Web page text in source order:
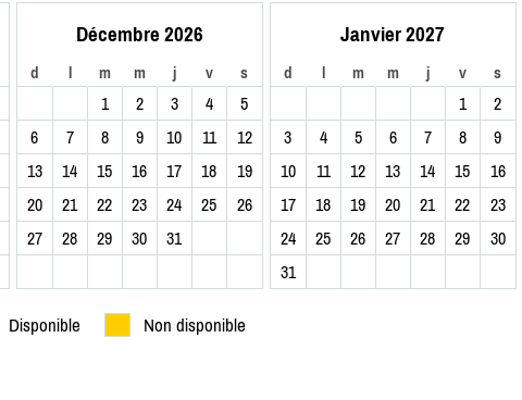
Décembre 2026
d l m m j v s
1 2 3 4
5
6
7 8 9 10 11
12
13
14 15 16 17 18
19
20
21 22 23 24 25
26
27
28 29 30 31
Janvier 2027
d l m m j v s
1
2
3
4 5 6 7 8
9
10
11 12 13 14 15
16
17
18 19 20 21 22
23
24
25 26 27 28 29
30
31
Disponible Non disponible